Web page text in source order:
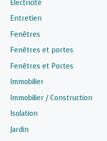
Électricité
Entretien
Fenêtres
Fenêtres et portes
Fenêtres et Portes
Immobilier
Immobilier / Construction
Isolation
Jardin